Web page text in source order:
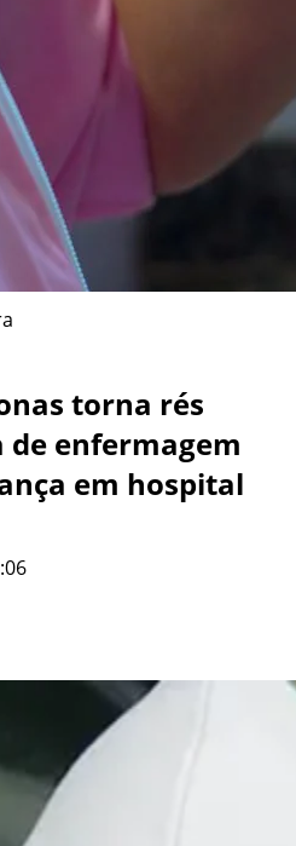
torna rés
de enfermagem
em hospital